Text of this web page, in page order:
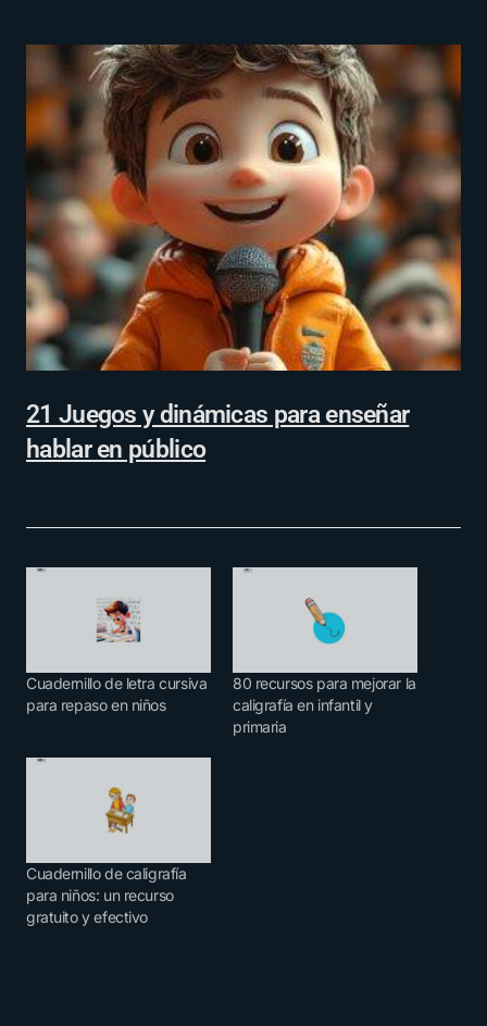
21 Juegos y dinámicas para enseñar
hablar en público
Cuadernillo de letra cursiva
para repaso en niños
80 recursos para mejorar la
caligrafía en infantil y
primaria
Cuadernillo de caligrafía
para niños: un recurso
gratuito y efectivo